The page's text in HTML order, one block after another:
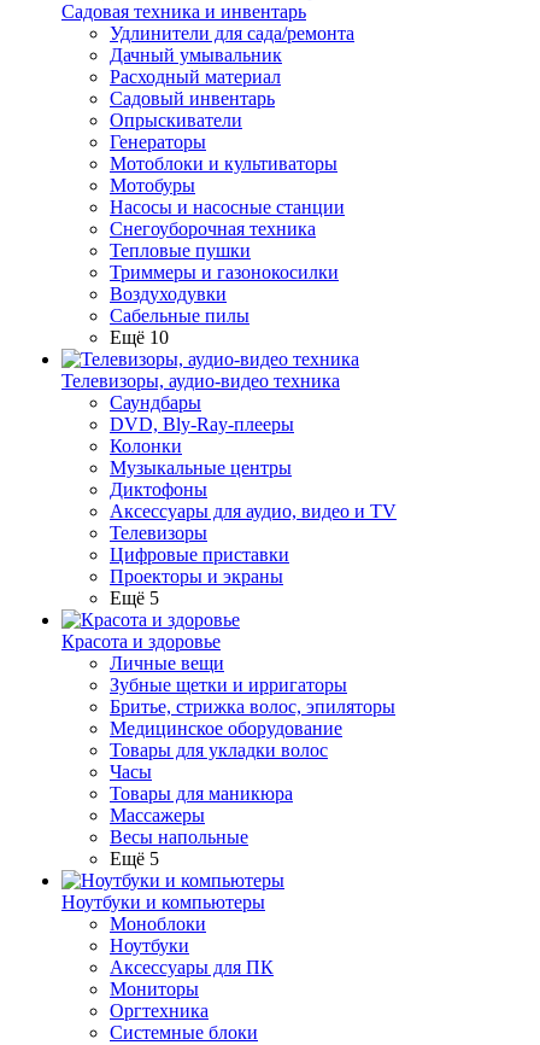
Садовая техника и инвентарь
Удлинители для сада/ремонта
Дачный умывальник
Расходный материал
Садовый инвентарь
Опрыскиватели
Генераторы
Мотоблоки и культиваторы
Мотобуры
Насосы и насосные станции
Снегоуборочная техника
Тепловые пушки
Триммеры и газонокосилки
Воздуходувки
Сабельные пилы
Ещё 10
Телевизоры, аудио-видео техника
Саундбары
DVD, Bly-Ray-плееры
Колонки
Музыкальные центры
Диктофоны
Аксессуары для аудио, видео и TV
Телевизоры
Цифровые приставки
Проекторы и экраны
Ещё 5
Красота и здоровье
Личные вещи
Зубные щетки и ирригаторы
Бритье, стрижка волос, эпиляторы
Медицинское оборудование
Товары для укладки волос
Часы
Товары для маникюра
Массажеры
Весы напольные
Ещё 5
Ноутбуки и компьютеры
Моноблоки
Ноутбуки
Аксессуары для ПК
Мониторы
Оргтехника
Системные блоки